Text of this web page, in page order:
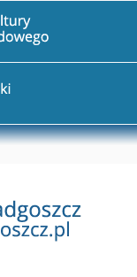
i Dziedzictwa